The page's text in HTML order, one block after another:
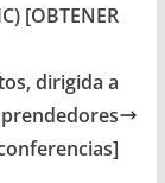
[OBTENER
dirigida a